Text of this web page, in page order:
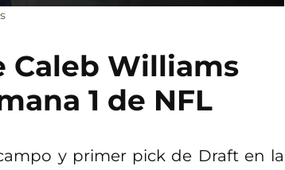
Caleb Williams
1 de NFL
y primer pick de Draft en la